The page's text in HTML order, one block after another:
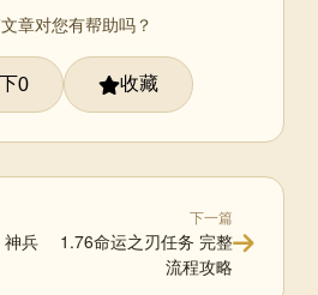
章对您有帮助吗？
0 收藏
神兵
下一篇
1.76命运之刃任务 完整
流程攻略